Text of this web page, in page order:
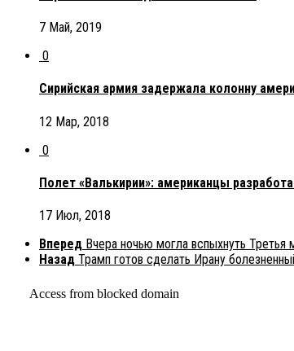
7 Май, 2019
0
Сирийская армия задержала колонну
12 Мар, 2018
0
Полет «Валькирии»: американцы
17 Июл, 2018
Вперед Вчера ночью могла вспыхнуть Третья
Назад Трамп готов сделать Ирану